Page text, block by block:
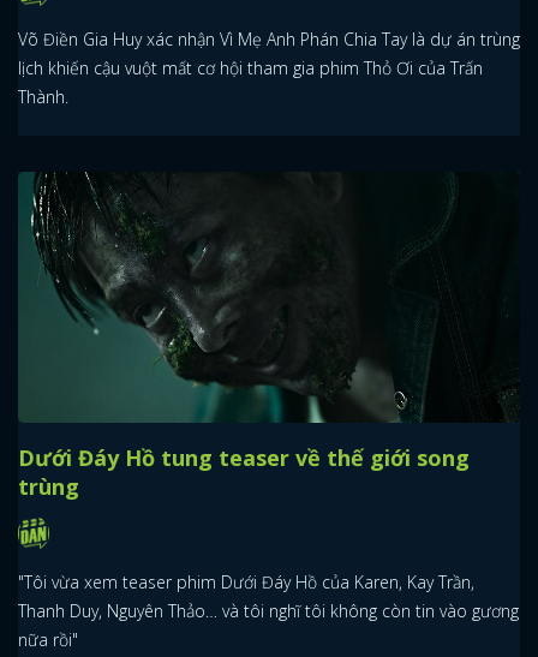
Võ Điền Gia Huy xác nhận Vì Mẹ Anh Phán Chia Tay là dự án trùng
lịch khiến cậu vuột mất cơ hội tham gia phim Thỏ Ơi của Trấn
Thành.
Dưới Đáy Hồ tung teaser về thế giới song
trùng
"Tôi vừa xem teaser phim Dưới Đáy Hồ của Karen, Kay Trần,
Thanh Duy, Nguyên Thảo… và tôi nghĩ tôi không còn tin vào gương
nữa rồi"